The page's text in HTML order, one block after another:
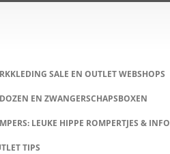
SALE EN OUTLET WEBSHOPS
EN ZWANGERSCHAPSBOXEN
LEUKE HIPPE ROMPERTJES & INFO
TIPS